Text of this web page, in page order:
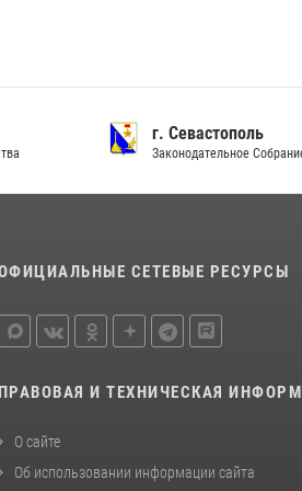
15 июля 2026, 13:46
В крымской столице
задержали подозреваемую в
г. Севастополь
Законодательное
СЕТЕВЫЕ РЕСУРСЫ
ПРАВОВАЯ И ТЕХНИЧЕСКАЯ
О сайте
Об использовании информации сайта